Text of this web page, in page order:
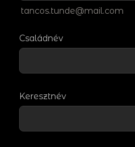
tancos.tunde@mail.com
Családnév
Keresztnév